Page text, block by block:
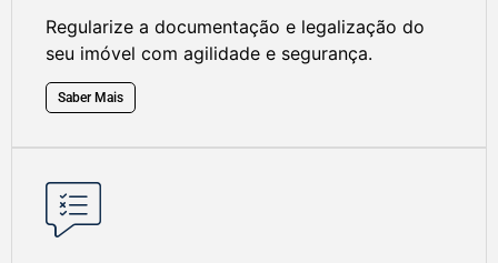
Regularize a documentação e legalização do
seu imóvel com agilidade e segurança.
Saber Mais